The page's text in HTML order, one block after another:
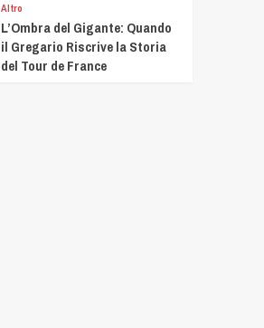
Altro
L’Ombra del Gigante: Quando
il Gregario Riscrive la Storia
del Tour de France